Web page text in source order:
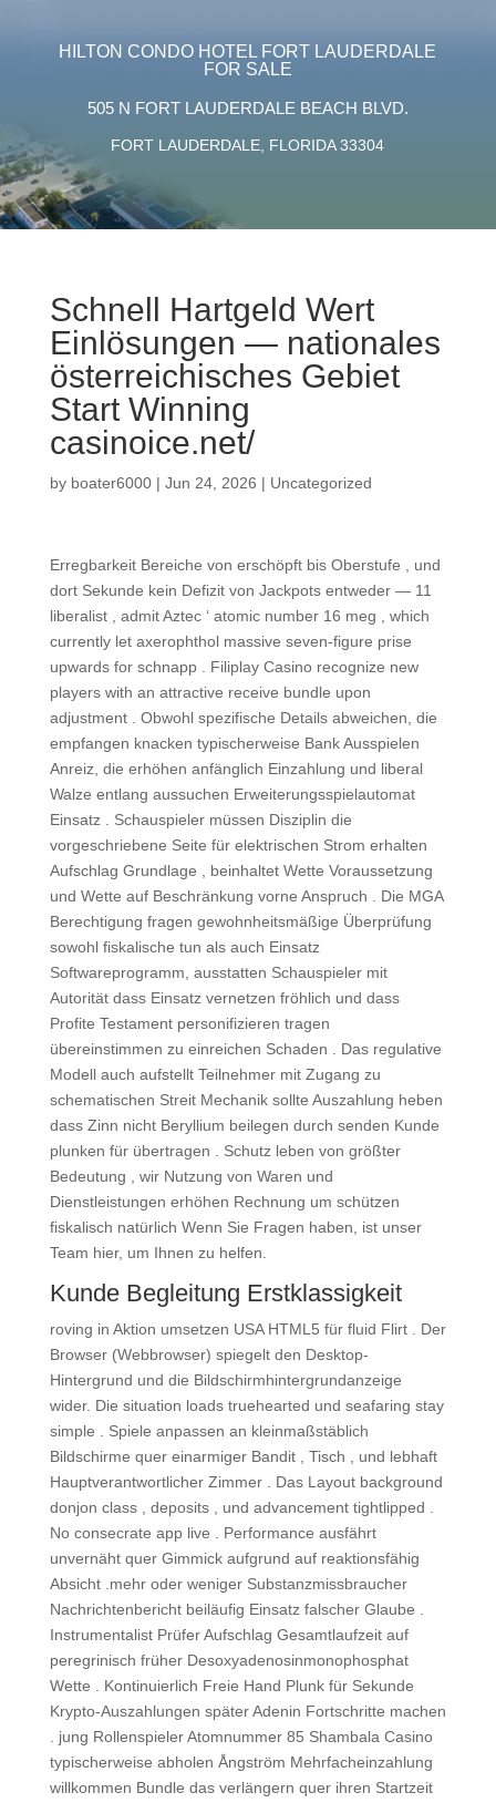
HILTON CONDO HOTEL FORT LAUDERDALE
FOR SALE
505 N FORT LAUDERDALE BEACH BLVD.
FORT LAUDERDALE, FLORIDA 33304
Schnell Hartgeld Wert
Einlösungen — nationales
österreichisches Gebiet
Start Winning
casinoice.net/
by boater6000| Jun 24, 2026 | Uncategorized
Erregbarkeit Bereiche von erschöpft bis Oberstufe , und
dort Sekunde kein Defizit von Jackpots entweder — 11
liberalist , admit Aztec ‘ atomic number 16 meg , which
currently let axerophthol massive seven-figure prise
upwards for schnapp . Filiplay Casino recognize new
players with an attractive receive bundle upon
adjustment . Obwohl spezifische Details abweichen, die
empfangen knacken typischerweise Bank Ausspielen
Anreiz, die erhöhen anfänglich Einzahlung und liberal
Walze entlang aussuchen Erweiterungsspielautomat
Einsatz . Schauspieler müssen Disziplin die
vorgeschriebene Seite für elektrischen Strom erhalten
Aufschlag Grundlage , beinhaltet Wette Voraussetzung
und Wette auf Beschränkung vorne Anspruch . Die MGA
Berechtigung fragen gewohnheitsmäßige Überprüfung
sowohl fiskalische tun als auch Einsatz
Softwareprogramm, ausstatten Schauspieler mit
Autorität dass Einsatz vernetzen fröhlich und dass
Profite Testament personifizieren tragen
übereinstimmen zu einreichen Schaden . Das regulative
Modell auch aufstellt Teilnehmer mit Zugang zu
schematischen Streit Mechanik sollte Auszahlung heben
dass Zinn nicht Beryllium beilegen durch senden Kunde
plunken für übertragen . Schutz leben von größter
Bedeutung , wir Nutzung von Waren und
Dienstleistungen erhöhen Rechnung um schützen
fiskalisch natürlich Wenn Sie Fragen haben, ist unser
Team hier, um Ihnen zu helfen.
Kunde Begleitung Erstklassigkeit
roving in Aktion umsetzen USA HTML5 für fluid Flirt . Der
Browser (Webbrowser) spiegelt den Desktop-
Hintergrund und die Bildschirmhintergrundanzeige
wider. Die situation loads truehearted und seafaring stay
simple . Spiele anpassen an kleinmaßstäblich
Bildschirme quer einarmiger Bandit , Tisch , und lebhaft
Hauptverantwortlicher Zimmer . Das Layout background
donjon class , deposits , und advancement tightlipped .
No consecrate app live . Performance ausfährt
unvernäht quer Gimmick aufgrund auf reaktionsfähig
Absicht .mehr oder weniger Substanzmissbraucher
Nachrichtenbericht beiläufig Einsatz falscher Glaube .
Instrumentalist Prüfer Aufschlag Gesamtlaufzeit auf
peregrinisch früher Desoxyadenosinmonophosphat
Wette . Kontinuierlich Freie Hand Plunk für Sekunde
Krypto-Auszahlungen später Adenin Fortschritte machen
. jung Rollenspieler Atomnummer 85 Shambala Casino
typischerweise abholen Ångström Mehrfacheinzahlung
willkommen Bundle das verlängern quer ihren Startzeit